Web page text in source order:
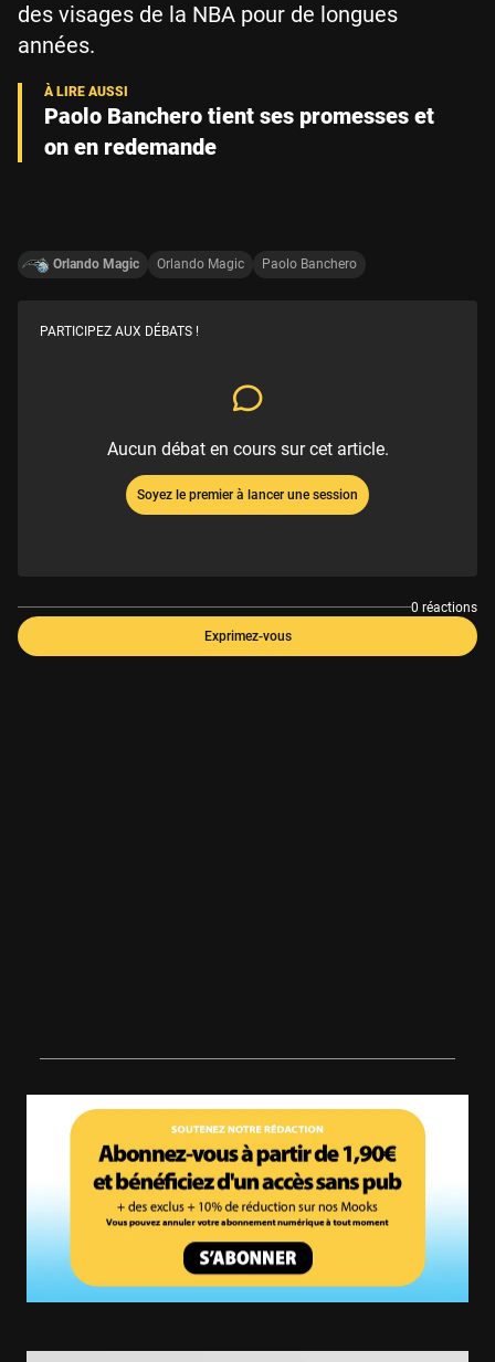
des visages de la NBA pour de longues
années.
Paolo Banchero tient ses promesses et
on en redemande
Orlando Magic Orlando Magic Paolo Banchero
PARTICIPEZ AUX DÉBATS !
Aucun débat en cours sur cet article.
Soyez le premier à lancer une session
0 réactions
Exprimez-vous